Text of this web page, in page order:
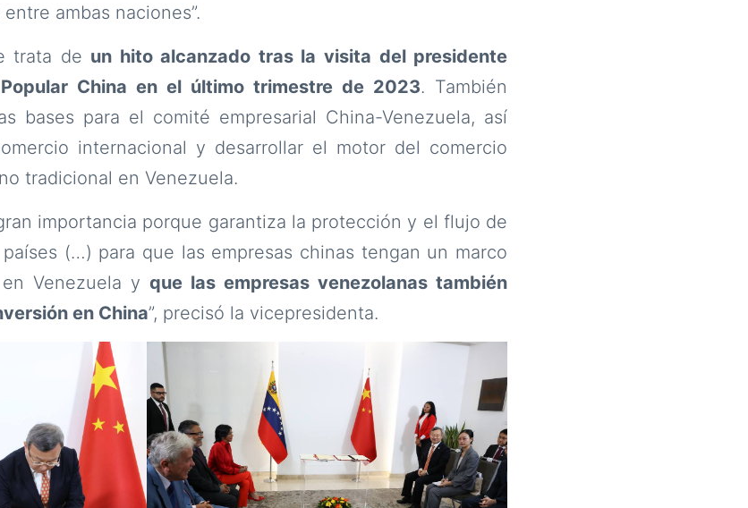
ambas naciones”.
trata de un hito alcanzado tras la visita del presidente
China en el último trimestre de 2023. También
bases para el comité empresarial China-Venezuela, así
internacional y desarrollar el motor del comercio
tradicional en Venezuela.
importancia porque garantiza la protección y el flujo de
(…) para que las empresas chinas tengan un marco
en Venezuela yque las empresas venezolanas también
en China”, precisó la vicepresidenta.